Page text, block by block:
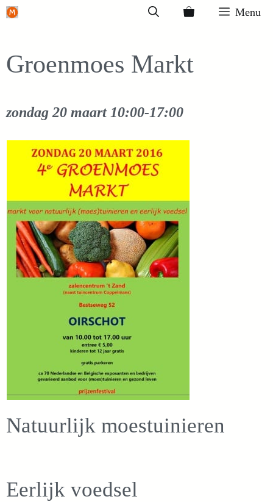
Ga
inhoud
Menu
Groenmoes Markt
zondag 20 maart 10:00-17:00
Natuurlijk moestuinieren
Eerlijk voedsel